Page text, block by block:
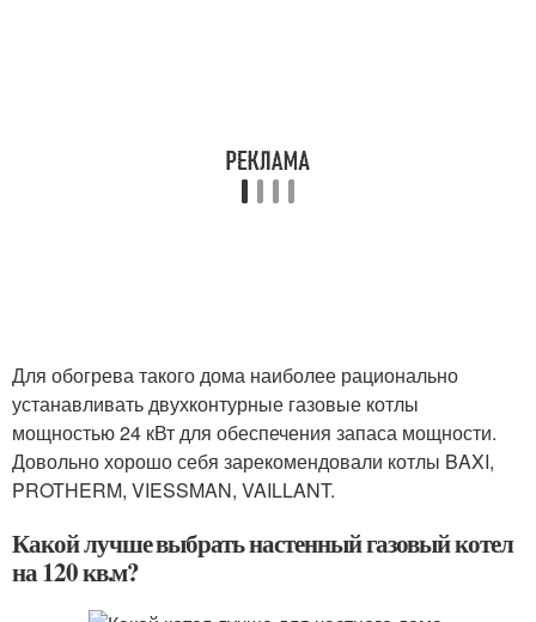
Для обогрева такого дома наиболее рационально
устанавливать двухконтурные газовые котлы
мощностью 24 кВт для обеспечения запаса мощности.
Довольно хорошо себя зарекомендовали котлы BAXI,
PROTHERM, VIESSMAN, VAILLANT.
Какой лучше выбрать настенный газовый котел
на 120 кв.м?